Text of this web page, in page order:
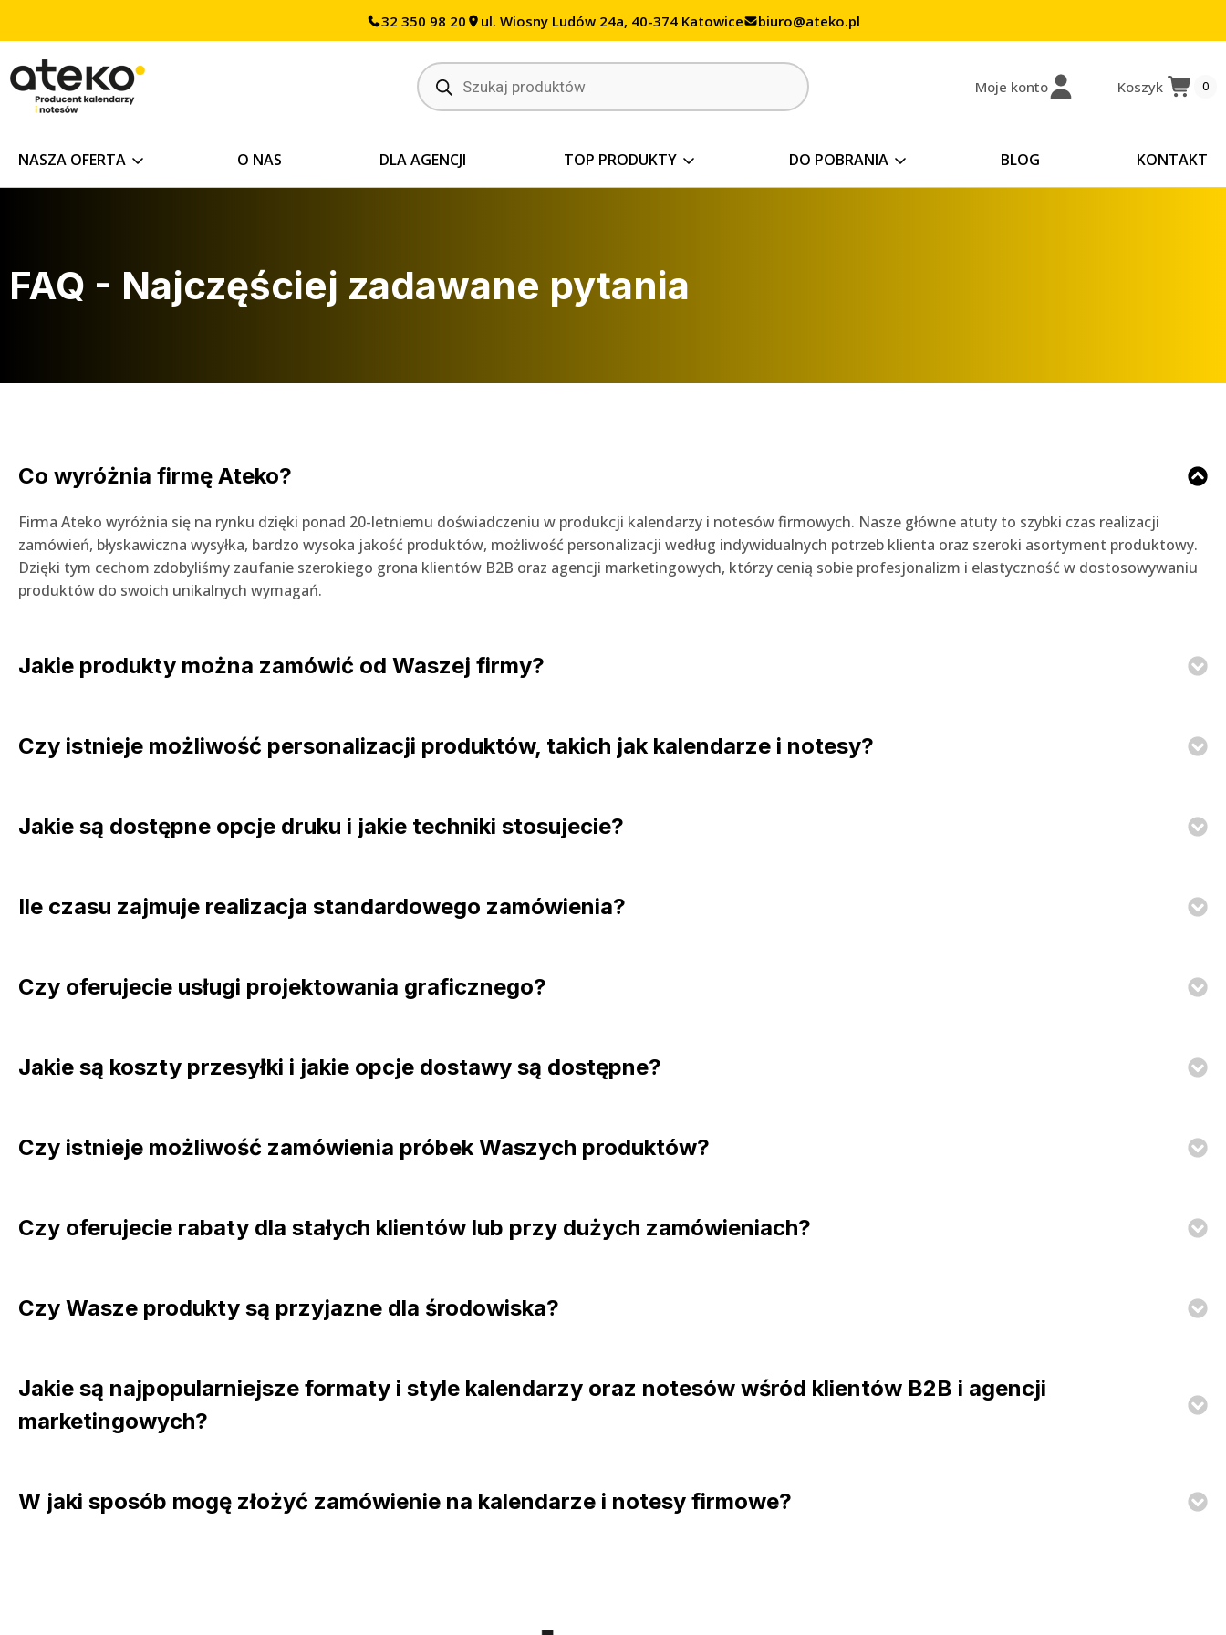
32 350 98 20 ul. Wiosny Ludów 24a, 40-374 Katowice biuro@ateko.pl
Moje konto Koszyk 0
NASZA OFERTA O NAS DLA AGENCJI TOP PRODUKTY DO POBRANIA BLOG KONTAKT
FAQ - Najczęściej zadawane pytania
Co wyróżnia firmę Ateko?
Firma Ateko wyróżnia się na rynku dzięki ponad 20-letniemu doświadczeniu w produkcji kalendarzy i notesów firmowych. Nasze główne atuty to szybki czas realizacji
zamówień, błyskawiczna wysyłka, bardzo wysoka jakość produktów, możliwość personalizacji według indywidualnych potrzeb klienta oraz szeroki asortyment produktowy.
Dzięki tym cechom zdobyliśmy zaufanie szerokiego grona klientów B2B oraz agencji marketingowych, którzy cenią sobie profesjonalizm i elastyczność w dostosowywaniu
produktów do swoich unikalnych wymagań.
Jakie produkty można zamówić od Waszej firmy?
Czy istnieje możliwość personalizacji produktów, takich jak kalendarze i notesy?
Jakie są dostępne opcje druku i jakie techniki stosujecie?
Ile czasu zajmuje realizacja standardowego zamówienia?
Czy oferujecie usługi projektowania graficznego?
Jakie są koszty przesyłki i jakie opcje dostawy są dostępne?
Czy istnieje możliwość zamówienia próbek Waszych produktów?
Czy oferujecie rabaty dla stałych klientów lub przy dużych zamówieniach?
Czy Wasze produkty są przyjazne dla środowiska?
Jakie są najpopularniejsze formaty i style kalendarzy oraz notesów wśród klientów B2B i agencji
marketingowych?
W jaki sposób mogę złożyć zamówienie na kalendarze i notesy firmowe?